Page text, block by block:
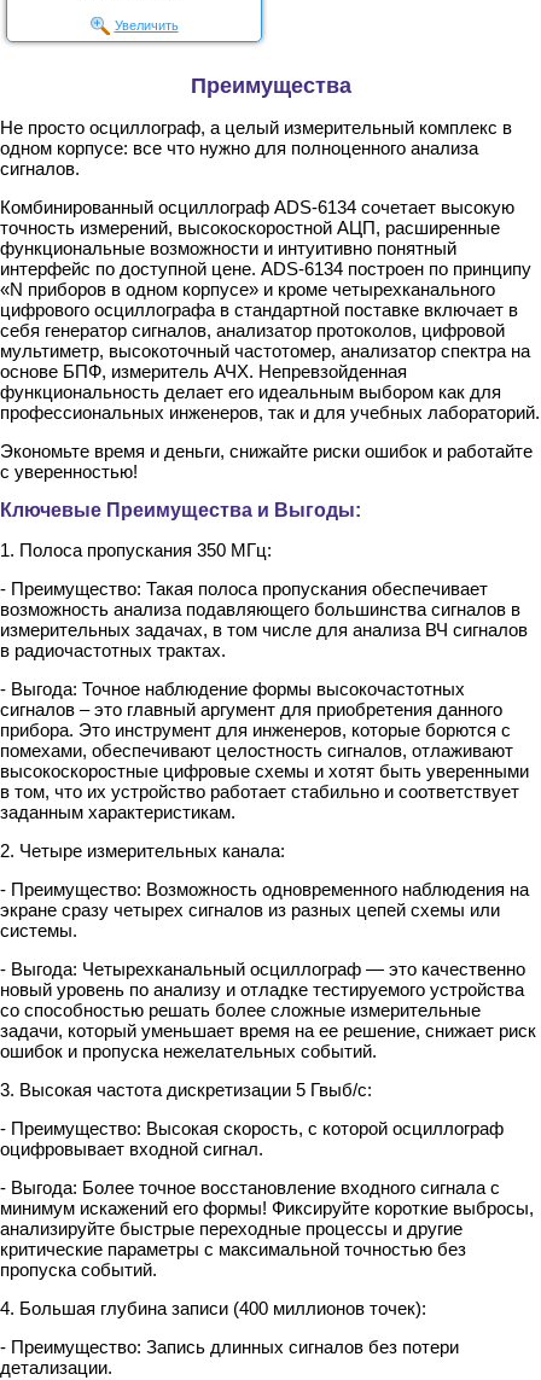
Увеличить
Преимущества
Не просто осциллограф, а целый измерительный комплекс в
одном корпусе: все что нужно для полноценного анализа
сигналов.
Комбинированный осциллограф ADS-6134 сочетает высокую
точность измерений, высокоскоростной АЦП, расширенные
функциональные возможности и интуитивно понятный
интерфейс по доступной цене. ADS-6134 построен по принципу
«N приборов в одном корпусе» и кроме четырехканального
цифрового осциллографа в стандартной поставке включает в
себя генератор сигналов, анализатор протоколов, цифровой
мультиметр, высокоточный частотомер, анализатор спектра на
основе БПФ, измеритель АЧХ. Непревзойденная
функциональность делает его идеальным выбором как для
профессиональных инженеров, так и для учебных лабораторий.
Экономьте время и деньги, снижайте риски ошибок и работайте
с уверенностью!
Ключевые Преимущества и Выгоды:
1. Полоса пропускания 350 МГц:
- Преимущество: Такая полоса пропускания обеспечивает
возможность анализа подавляющего большинства сигналов в
измерительных задачах, в том числе для анализа ВЧ сигналов
в радиочастотных трактах.
- Выгода: Точное наблюдение формы высокочастотных
сигналов – это главный аргумент для приобретения данного
прибора. Это инструмент для инженеров, которые борются с
помехами, обеспечивают целостность сигналов, отлаживают
высокоскоростные цифровые схемы и хотят быть уверенными
в том, что их устройство работает стабильно и соответствует
заданным характеристикам.
2. Четыре измерительных канала:
- Преимущество: Возможность одновременного наблюдения на
экране сразу четырех сигналов из разных цепей схемы или
системы.
- Выгода: Четырехканальный осциллограф — это качественно
новый уровень по анализу и отладке тестируемого устройства
со способностью решать более сложные измерительные
задачи, который уменьшает время на ее решение, снижает риск
ошибок и пропуска нежелательных событий.
3. Высокая частота дискретизации 5 Гвыб/с:
- Преимущество: Высокая скорость, с которой осциллограф
оцифровывает входной сигнал.
- Выгода: Более точное восстановление входного сигнала с
минимум искажений его формы! Фиксируйте короткие выбросы,
анализируйте быстрые переходные процессы и другие
критические параметры с максимальной точностью без
пропуска событий.
4. Большая глубина записи (400 миллионов точек):
- Преимущество: Запись длинных сигналов без потери
детализации.